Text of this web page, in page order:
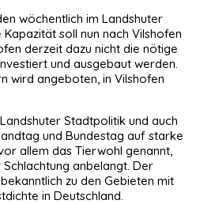
wöchentlich im Landshuter
soll nun nach Vilshofen
derzeit dazu nicht die nötige
und ausgebaut werden.
wird angeboten, in Vilshofen
Stadtpolitik und auch
und Bundestag auf starke
allem das Tierwohl genannt,
anbelangt. Der
zu den Gebieten mit
in Deutschland.